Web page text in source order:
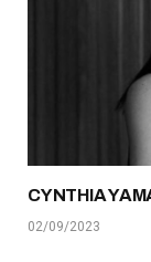
CYNTHIA
02/09/2023